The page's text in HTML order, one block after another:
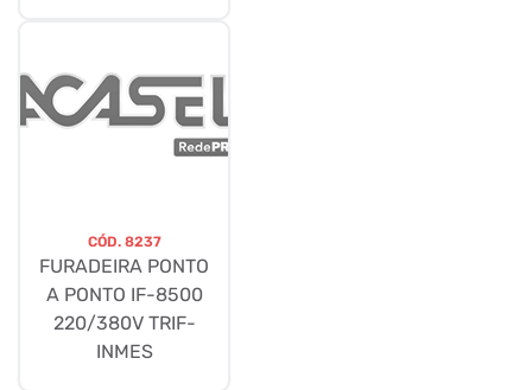
CÓD. 8237
FURADEIRA PONTO
A PONTO IF-8500
220/380V TRIF-
INMES